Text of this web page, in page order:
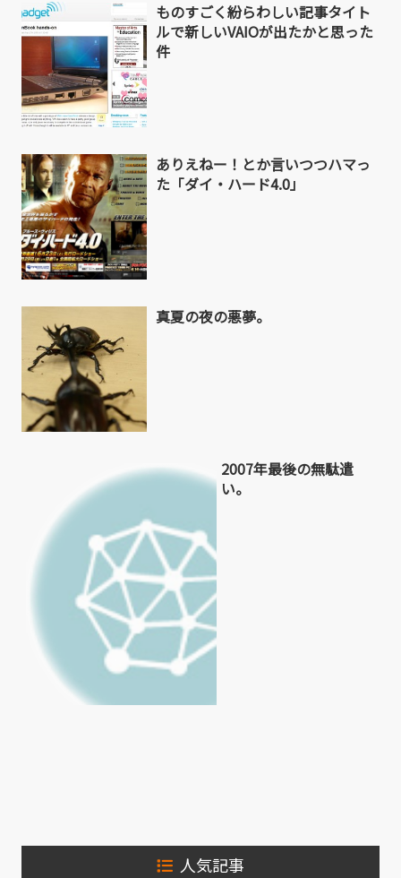
ものすごく紛らわしい記事タイト
ルで新しいVAIOが出たかと思った
件
ありえねー！とか言いつつハマっ
た「ダイ・ハード4.0」
真夏の夜の悪夢。
2007年最後の無駄遣
い。
人気記事